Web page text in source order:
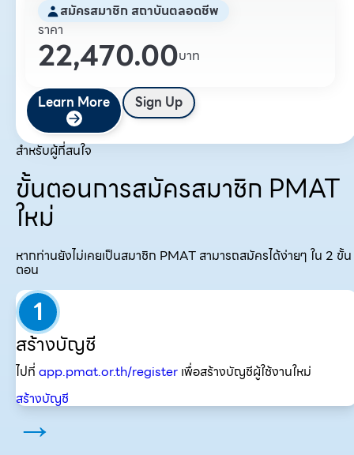
สมัครสมาชิก สถาบันตลอดชีพ
ราคา
22,470.00บาท
Learn More Sign Up
สำหรับผู้ที่สนใจ
ขั้นตอนการสมัครสมาชิก PMAT
ใหม่
หากท่านยังไม่เคยเป็นสมาชิก PMAT สามารถสมัครได้ง่ายๆ ใน 2 ขั้น
ตอน
1
สร้างบัญชี
ไปที่ app.pmat.or.th/register เพื่อสร้างบัญชีผู้ใช้งานใหม่
สร้างบัญชี
→